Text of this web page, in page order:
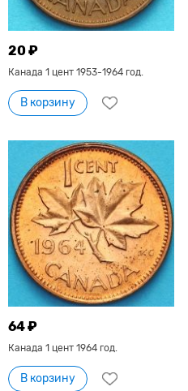
20 ₽
Канада 1 цент 1953-1964 год.
В корзину
64 ₽
Канада 1 цент 1964 год.
В корзину